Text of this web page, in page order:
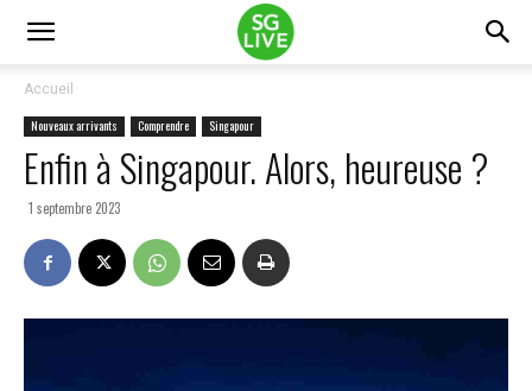
Accueil
Nouveaux arrivants Comprendre Singapour
Enfin à Singapour. Alors, heureuse ?
1 septembre 2023